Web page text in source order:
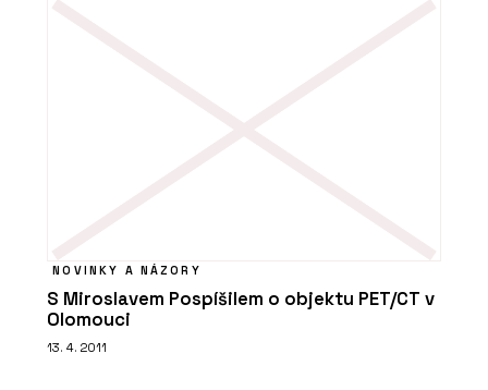
NOVINKY A NÁZORY
S Miroslavem Pospíšilem o objektu PET/CT v
Olomouci
13. 4. 2011